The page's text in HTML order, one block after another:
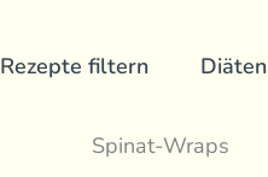
Rezepte filtern Diäten
Spinat-Wraps